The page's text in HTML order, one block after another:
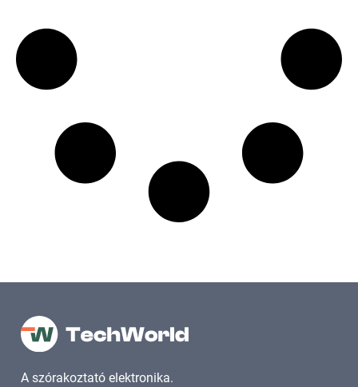
A szórakoztató elektronika.